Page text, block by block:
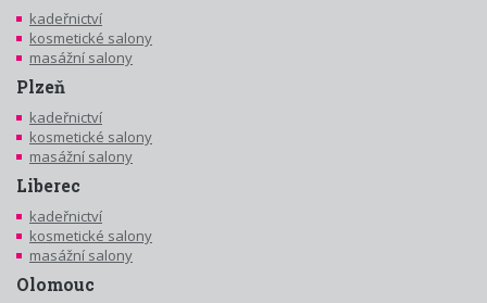
kadeřnictví
kosmetické salony
masážní salony
Plzeň
kadeřnictví
kosmetické salony
masážní salony
Liberec
kadeřnictví
kosmetické salony
masážní salony
Olomouc